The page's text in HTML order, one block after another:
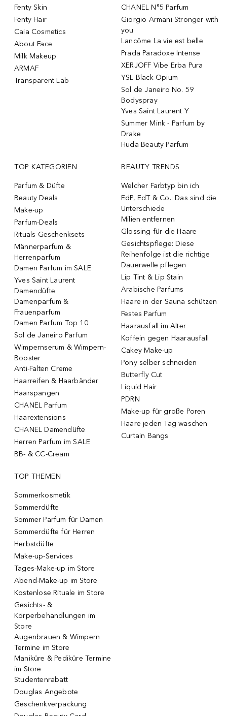
Fenty Skin
Fenty Hair
Caia Cosmetics
About Face
Milk Makeup
ARMAF
Transparent Lab
CHANEL N°5 Parfum
Giorgio Armani Stronger with
you
Lancôme La vie est belle
Prada Paradoxe Intense
XERJOFF Vibe Erba Pura
YSL Black Opium
Sol de Janeiro No. 59
Bodyspray
Yves Saint Laurent Y
Summer Mink - Parfum by
Drake
Huda Beauty Parfum
TOP KATEGORIEN
Parfum & Düfte
Beauty Deals
Make-up
Parfum-Deals
Rituals Geschenksets
Männerparfum &
Herrenparfum
Damen Parfum im SALE
Yves Saint Laurent
Damendüfte
Damenparfum &
Frauenparfum
Damen Parfum Top 10
Sol de Janeiro Parfum
Wimpernserum & Wimpern-
Booster
Anti-Falten Creme
Haarreifen & Haarbänder
Haarspangen
CHANEL Parfum
Haarextensions
CHANEL Damendüfte
Herren Parfum im SALE
BB- & CC-Cream
BEAUTY TRENDS
Welcher Farbtyp bin ich
EdP, EdT & Co.: Das sind die
Unterschiede
Milien entfernen
Glossing für die Haare
Gesichtspflege: Diese
Reihenfolge ist die richtige
Dauerwelle pflegen
Lip Tint & Lip Stain
Arabische Parfums
Haare in der Sauna schützen
Festes Parfum
Haarausfall im Alter
Koffein gegen Haarausfall
Cakey Make-up
Pony selber schneiden
Butterfly Cut
Liquid Hair
PDRN
Make-up für große Poren
Haare jeden Tag waschen
Curtain Bangs
TOP THEMEN
Sommerkosmetik
Sommerdüfte
Sommer Parfum für Damen
Sommerdüfte für Herren
Herbstdüfte
Make-up-Services
Tages-Make-up im Store
Abend-Make-up im Store
Kostenlose Rituale im Store
Gesichts- &
Körperbehandlungen im
Store
Augenbrauen & Wimpern
Termine im Store
Maniküre & Pediküre Termine
im Store
Studentenrabatt
Douglas Angebote
Geschenkverpackung